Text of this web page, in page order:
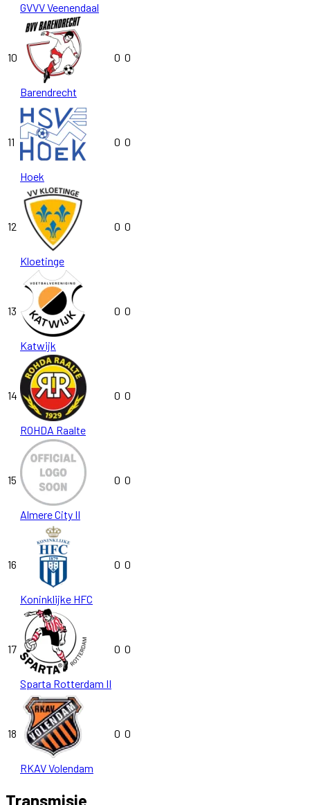
GVVV Veenendaal
10
Barendrecht
0 0
11
Hoek
0 0
12
Kloetinge
0 0
13
Katwijk
0 0
14
ROHDA Raalte
0 0
15
Almere City II
0 0
16
Koninklijke HFC
0 0
17
Sparta Rotterdam II
0 0
18
RKAV Volendam
0 0
Transmisje